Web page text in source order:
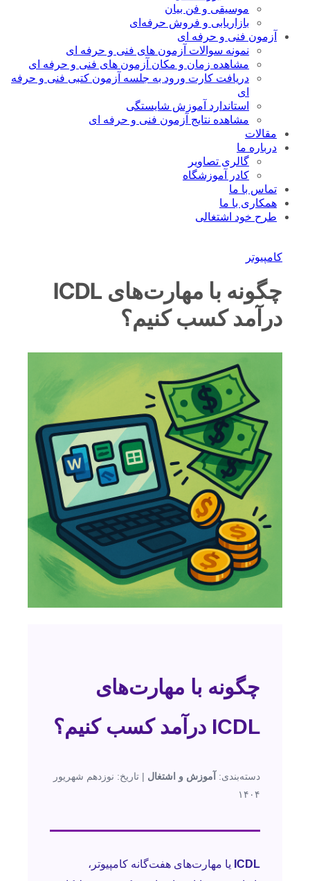
موسیقی و فن بیان
بازاریابی و فروش حرفه‌ای
آزمون فنی و حرفه ای
نمونه سوالات آزمون های فنی و حرفه ای
مشاهده زمان و مکان آزمون های فنی و حرفه ای
دریافت کارت ورود به جلسه آزمون کتبی فنی و حرفه
ای
استاندارد آموزش شایستگی
مشاهده نتایج آزمون فنی و حرفه ای
مقالات
درباره ما
گالری تصاویر
کادر آموزشگاه
تماس با ما
همکاری با ما
طرح خود اشتغالی
کامپیوتر
چگونه با مهارت‌های ICDL
درآمد کسب کنیم؟
چگونه با مهارت‌های
ICDL درآمد کسب کنیم؟
دسته‌بندی: آموزش و اشتغال | تاریخ: نوزدهم شهریور
۱۴۰۴
ICDL یا مهارت‌های هفت‌گانه کامپیوتر،